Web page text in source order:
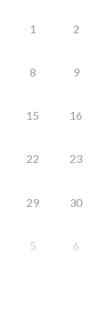
1 2
8 9
15 16
22 23
29 30
5 6